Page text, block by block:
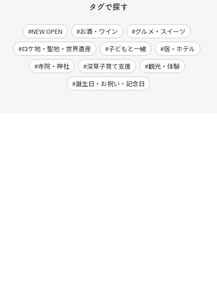
タグで探す
NEW OPEN お酒・ワイン
グルメ・スイーツ
ロケ地・聖地・世界遺産
子どもと一緒
宿・ホテル
寺院・神社
深草子育て支援
観光・体験
誕生日・お祝い・記念日